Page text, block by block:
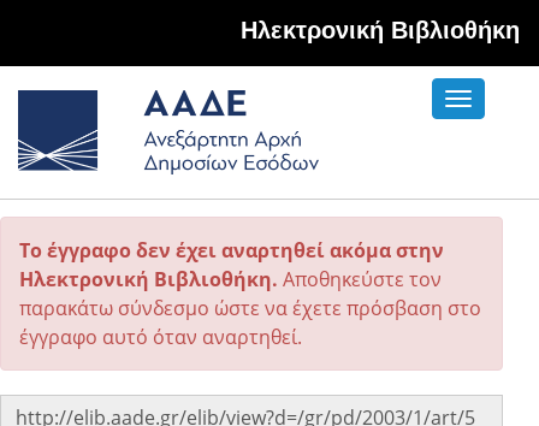
Hλεκτρονική Βιβλιοθήκη
Toggle
Το έγγραφο δεν έχει αναρτηθεί ακόμα στην
Ηλεκτρονική Βιβλιοθήκη. Αποθηκεύστε τον
παρακάτω σύνδεσμο ώστε να έχετε πρόσβαση στο
έγγραφο αυτό όταν αναρτηθεί.